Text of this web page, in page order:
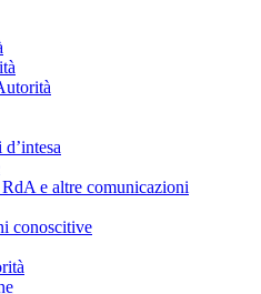
e altre comunicazioni
conoscitive